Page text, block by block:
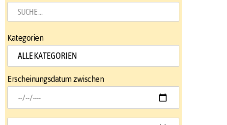
Kategorien
Erscheinungsdatum zwischen